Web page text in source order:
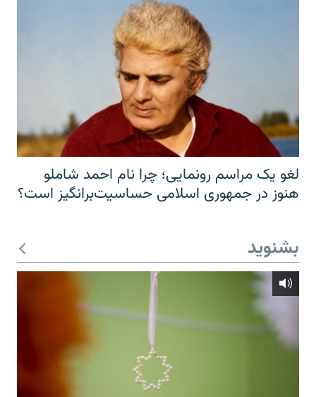
لغو یک مراسم رونمایی؛ چرا نام احمد شاملو
هنوز در جمهوری اسلامی حساسیت‌برانگیز است؟
بشنوید